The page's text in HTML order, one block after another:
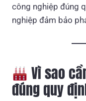
công nghiệp đúng
nghiệp đảm bảo
Vì sao
đúng quy